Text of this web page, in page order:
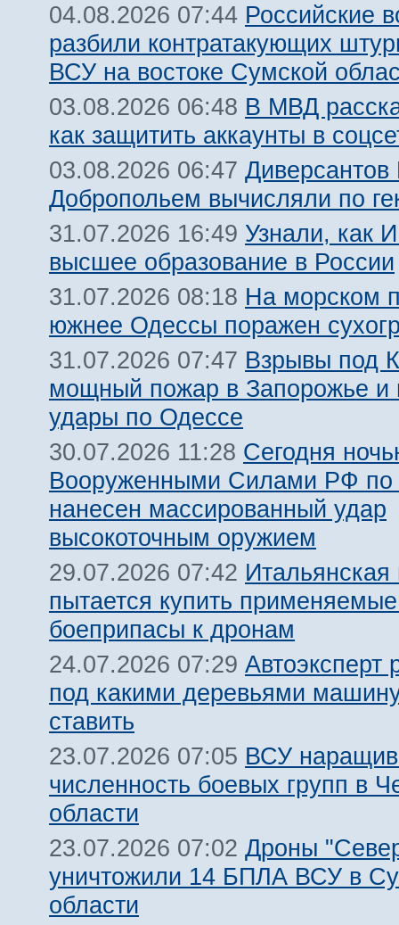
04.08.2026 07:44 Российские
разбили контратакующих
ВСУ на востоке Сумской
03.08.2026 06:48 В МВД
как защитить аккаунты в
03.08.2026 06:47
Добропольем вычисляли по
31.07.2026 16:49 Узнали, как
высшее образование в России
31.07.2026 08:18 На морском
южнее Одессы поражен
31.07.2026 07:47 Взрывы под
мощный пожар в Запорожье и
удары по Одессе
30.07.2026 11:28 Сегодня
Вооруженными Силами РФ по
нанесен массированный удар
высокоточным оружием
29.07.2026 07:42
пытается купить
боеприпасы к дронам
24.07.2026 07:29 Автоэксперт
под какими деревьями
ставить
23.07.2026 07:05 ВСУ
численность боевых групп в
области
23.07.2026 07:02 Дроны
уничтожили 14 БПЛА ВСУ в
области